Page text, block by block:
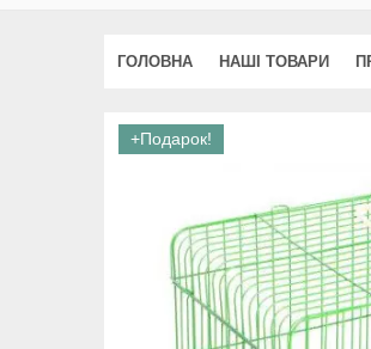
ГОЛОВНА НАШІ ТОВАРИ
+Подарок!